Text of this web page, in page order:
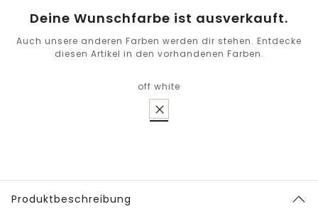
Deine Wunschfarbe ist ausverkauft.
Auch unsere anderen Farben werden dir stehen. Entdecke
diesen Artikel in den vorhandenen Farben.
off white
Produktbeschreibung